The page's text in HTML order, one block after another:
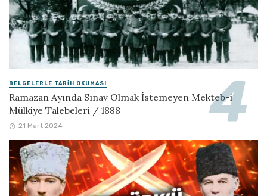
BELGELERLE TARIH OKUMASI
Ramazan Ayında Sınav Olmak İstemeyen Mekteb-i
Mülkiye Talebeleri / 1888
21 Mart 2024